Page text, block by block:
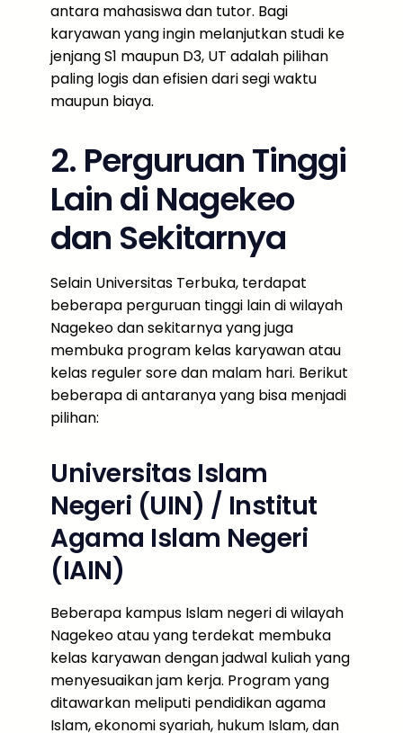
antara mahasiswa dan tutor. Bagi
karyawan yang ingin melanjutkan studi ke
jenjang S1 maupun D3, UT adalah pilihan
paling logis dan efisien dari segi waktu
maupun biaya.
2. Perguruan Tinggi
Lain di Nagekeo
dan Sekitarnya
Selain Universitas Terbuka, terdapat
beberapa perguruan tinggi lain di wilayah
Nagekeo dan sekitarnya yang juga
membuka program kelas karyawan atau
kelas reguler sore dan malam hari. Berikut
beberapa di antaranya yang bisa menjadi
pilihan:
Universitas Islam
Negeri (UIN) / Institut
Agama Islam Negeri
(IAIN)
Beberapa kampus Islam negeri di wilayah
Nagekeo atau yang terdekat membuka
kelas karyawan dengan jadwal kuliah yang
menyesuaikan jam kerja. Program yang
ditawarkan meliputi pendidikan agama
Islam, ekonomi syariah, hukum Islam, dan